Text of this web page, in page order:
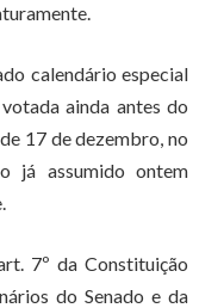
calendário especial
ainda antes do
17 de dezembro, no
já assumido ontem
7º da Constituição
do Senado e da